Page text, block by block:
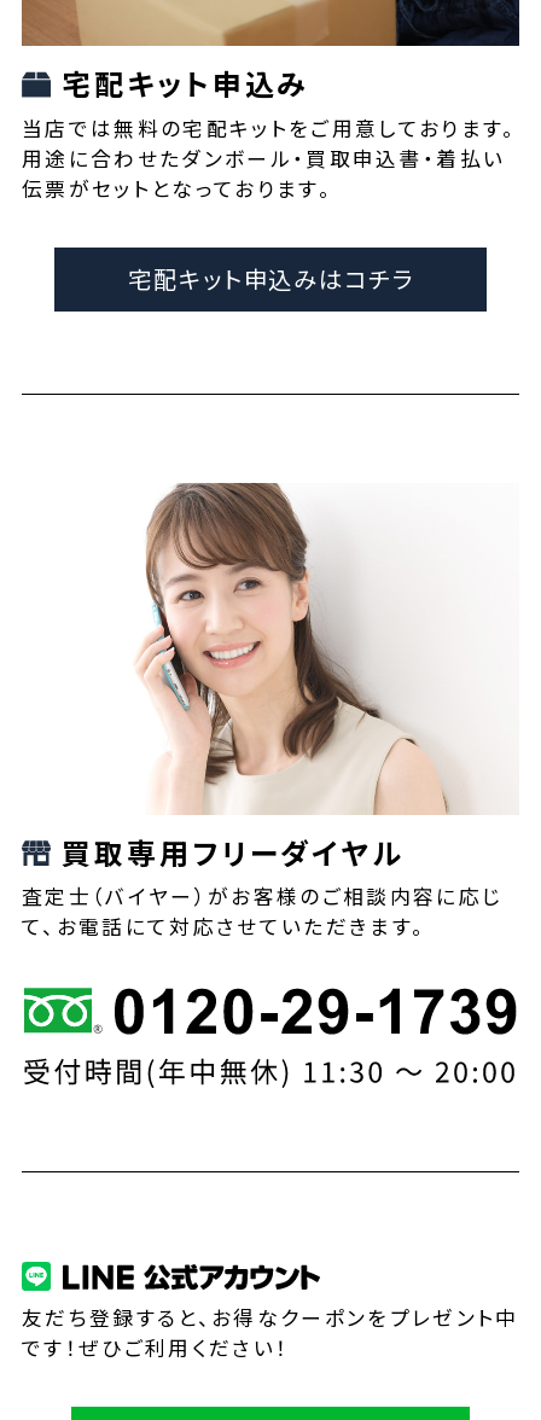
宅配キット申込み
当店では無料の宅配キットをご用意しております。
用途に合わせたダンボール・買取申込書・着払い
伝票がセットとなっております。
宅配キット申込みはコチラ
買取専用フリーダイヤル
査定士（バイヤー）がお客様のご相談内容に応じ
て、お電話にて対応させていただきます。
友だち登録すると、お得なクーポンをプレゼント中
です！ぜひご利用ください！